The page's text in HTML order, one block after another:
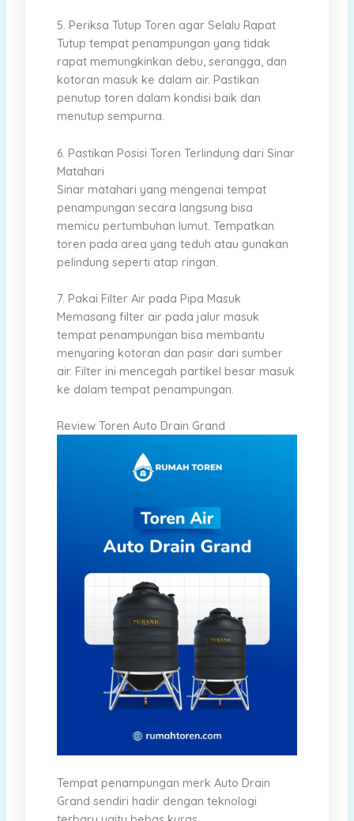
5. Periksa Tutup Toren agar Selalu Rapat
Tutup tempat penampungan yang tidak
rapat memungkinkan debu, serangga, dan
kotoran masuk ke dalam air. Pastikan
penutup toren dalam kondisi baik dan
menutup sempurna.
6. Pastikan Posisi Toren Terlindung dari Sinar
Matahari
Sinar matahari yang mengenai tempat
penampungan secara langsung bisa
memicu pertumbuhan lumut. Tempatkan
toren pada area yang teduh atau gunakan
pelindung seperti atap ringan.
7. Pakai Filter Air pada Pipa Masuk
Memasang filter air pada jalur masuk
tempat penampungan bisa membantu
menyaring kotoran dan pasir dari sumber
air. Filter ini mencegah partikel besar masuk
ke dalam tempat penampungan.
Review Toren Auto Drain Grand
Tempat penampungan merk Auto Drain
Grand sendiri hadir dengan teknologi